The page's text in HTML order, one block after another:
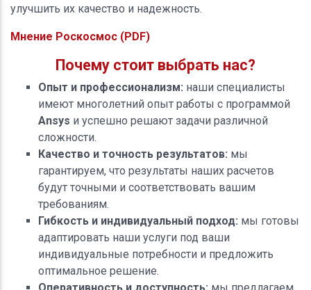
улучшить их качество и надежность.
Мнение Роскосмос (PDF)
Почему стоит выбрать нас?
Опыт и профессионализм: наши специалисты
имеют многолетний опыт работы с программой
Ansys и успешно решают задачи различной
сложности.
Качество и точность результатов: мы
гарантируем, что результаты наших расчетов
будут точными и соответствовать вашим
требованиям.
Гибкость и индивидуальный подход: мы готовы
адаптировать наши услуги под ваши
индивидуальные потребности и предложить
оптимальное решение.